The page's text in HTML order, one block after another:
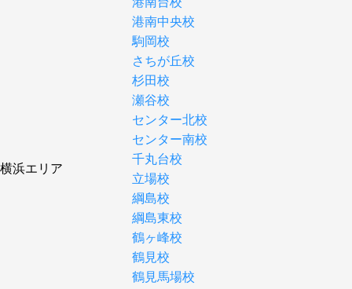
横浜エリア
港南中央校
駒岡校
さちが丘校
杉田校
瀬谷校
センター北校
センター南校
千丸台校
立場校
綱島校
綱島東校
鶴ヶ峰校
鶴見校
鶴見馬場校